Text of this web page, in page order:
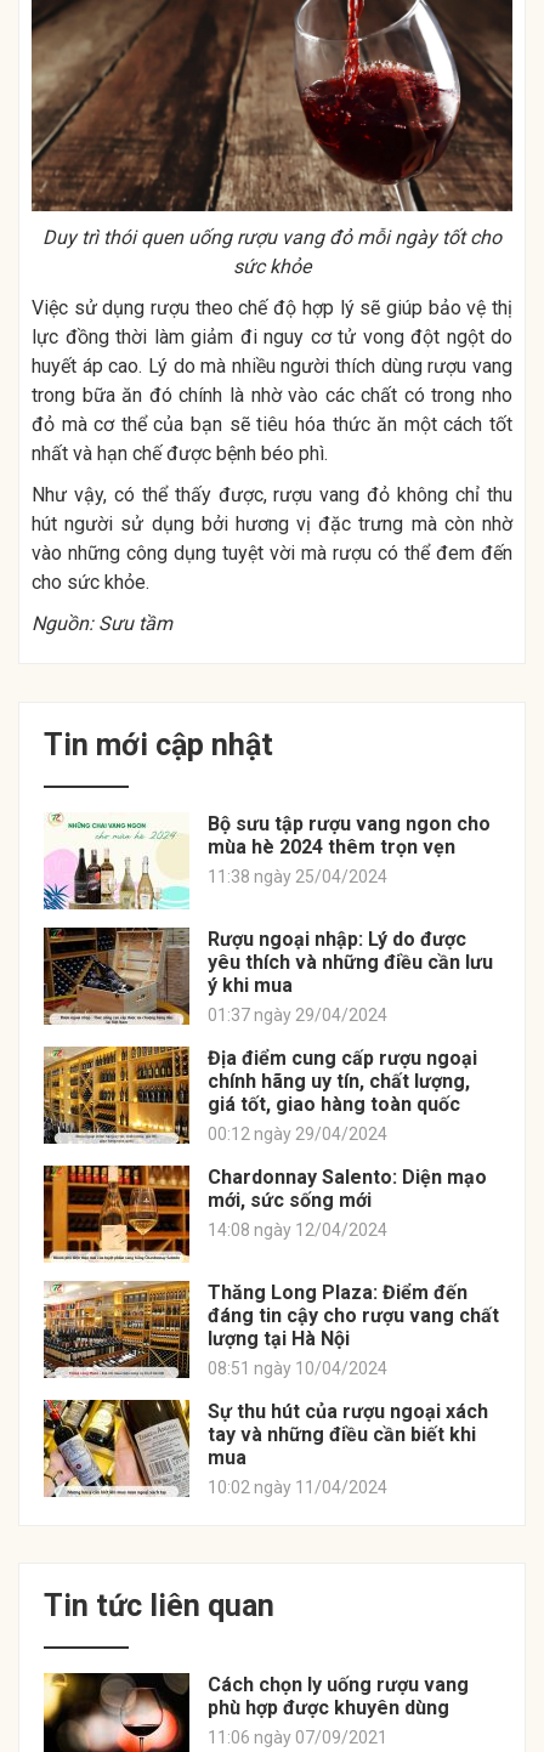
Duy trì thói quen uống rượu vang đỏ mỗi ngày tốt cho
sức khỏe
Việc sử dụng rượu theo chế độ hợp lý sẽ giúp bảo vệ thị
lực đồng thời làm giảm đi nguy cơ tử vong đột ngột do
huyết áp cao. Lý do mà nhiều người thích dùng rượu vang
trong bữa ăn đó chính là nhờ vào các chất có trong nho
đỏ mà cơ thể của bạn sẽ tiêu hóa thức ăn một cách tốt
nhất và hạn chế được bệnh béo phì.
Như vậy, có thể thấy được, rượu vang đỏ không chỉ thu
hút người sử dụng bởi hương vị đặc trưng mà còn nhờ
vào những công dụng tuyệt vời mà rượu có thể đem đến
cho sức khỏe.
Nguồn: Sưu tầm
Tin mới cập nhật
Bộ sưu tập rượu vang ngon cho
mùa hè 2024 thêm trọn vẹn
11:38 ngày 25/04/2024
Rượu ngoại nhập: Lý do được
yêu thích và những điều cần lưu
ý khi mua
01:37 ngày 29/04/2024
Địa điểm cung cấp rượu ngoại
chính hãng uy tín, chất lượng,
giá tốt, giao hàng toàn quốc
00:12 ngày 29/04/2024
Chardonnay Salento: Diện mạo
mới, sức sống mới
14:08 ngày 12/04/2024
Thăng Long Plaza: Điểm đến
đáng tin cậy cho rượu vang chất
lượng tại Hà Nội
08:51 ngày 10/04/2024
Sự thu hút của rượu ngoại xách
tay và những điều cần biết khi
mua
10:02 ngày 11/04/2024
Tin tức liên quan
Cách chọn ly uống rượu vang
phù hợp được khuyên dùng
11:06 ngày 07/09/2021